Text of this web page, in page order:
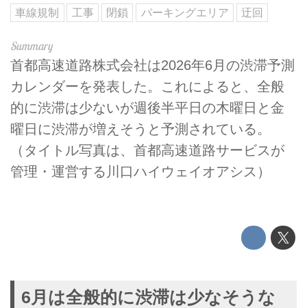
車線規制
工事 閉鎖 パーキングエリア 迂回
首都高速道路株式会社は2026年6月の渋滞予測
カレンダーを発表した。これによると、全般
的に渋滞は少ないが週後半平日の木曜日と金
曜日に渋滞が増えそうと予測されている。
（タイトル写真は、首都高速道路サービスが
管理・運営する川口ハイウェイオアシス）
6月は全般的に渋滞は少なそうな